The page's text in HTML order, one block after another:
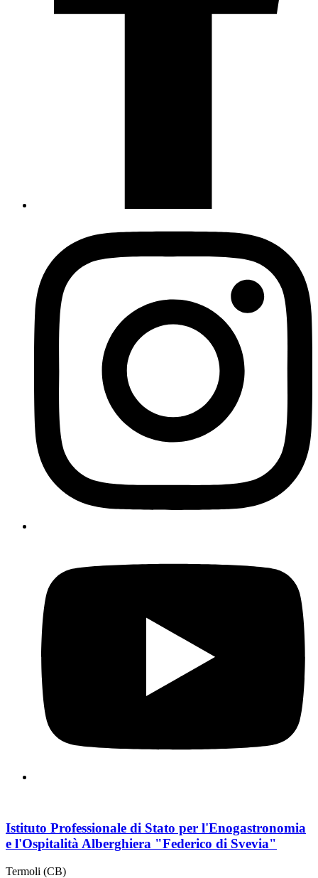
Istituto Professionale di Stato per l'Enogastronomia
e l'Ospitalità Alberghiera "Federico di Svevia"
Termoli (CB)